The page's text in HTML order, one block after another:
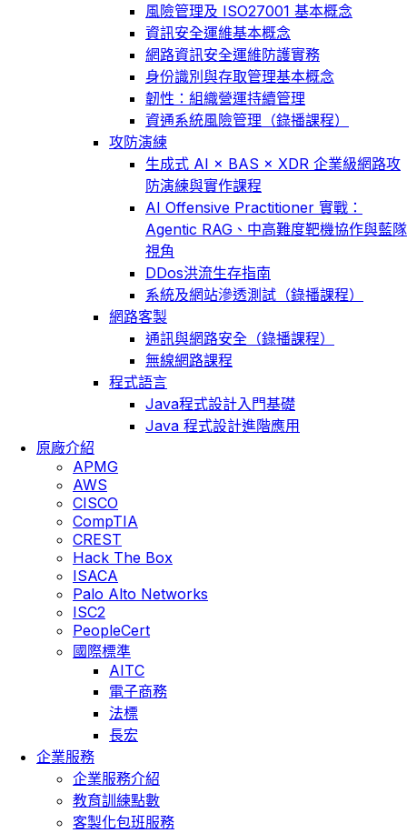
風險管理及 ISO27001 基本概念
資訊安全運維基本概念
網路資訊安全運維防護實務
身份識別與存取管理基本概念
韌性：組織營運持續管理
資通系統風險管理（錄播課程）
攻防演練
生成式 AI × BAS × XDR 企業級網路攻
防演練與實作課程
AI Offensive Practitioner 實戰：
Agentic RAG、中高難度靶機協作與藍隊
視角
DDos洪流生存指南
系統及網站滲透測試（錄播課程）
網路客製
通訊與網路安全（錄播課程）
無線網路課程
程式語言
Java程式設計入門基礎
Java 程式設計進階應用
原廠介紹
APMG
AWS
CISCO
CompTIA
CREST
Hack The Box
ISACA
Palo Alto Networks
ISC2
PeopleCert
國際標準
AITC
電子商務
法標
長宏
企業服務
企業服務介紹
教育訓練點數
客製化包班服務